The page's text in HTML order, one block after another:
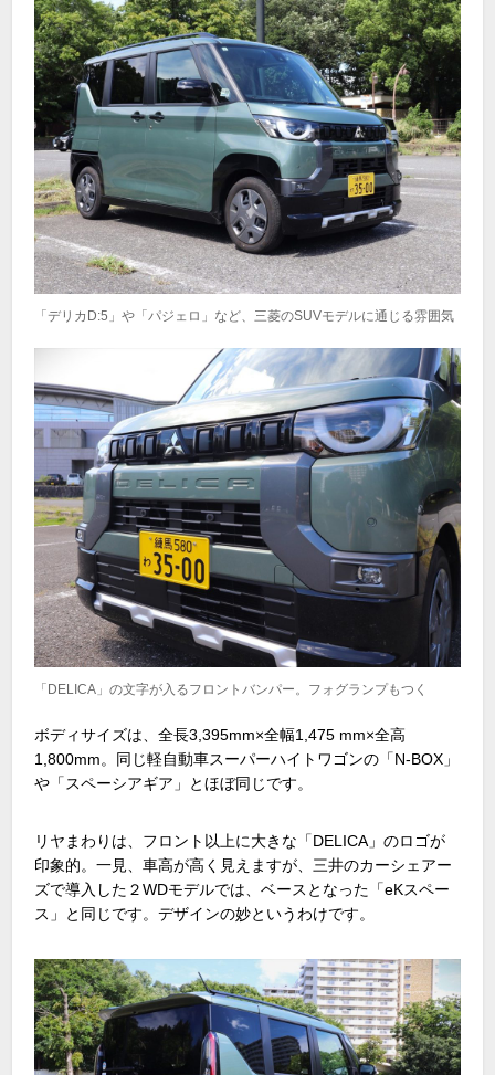
「デリカD:5」や「パジェロ」など、三菱のSUVモデルに通じる雰囲気
「DELICA」の文字が入るフロントバンパー。フォグランプもつく
ボディサイズは、全長3,395mm×全幅1,475 mm×全高
1,800mm。同じ軽自動車スーパーハイトワゴンの「N-BOX」
や「スペーシアギア」とほぼ同じです。
リヤまわりは、フロント以上に大きな「DELICA」のロゴが
印象的。一見、車高が高く見えますが、三井のカーシェアー
ズで導入した２WDモデルでは、ベースとなった「eKスペー
ス」と同じです。デザインの妙というわけです。